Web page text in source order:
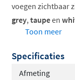
voegen zichtbaar
grey, taupeen
ingebouwde
sfeerafbeeldingen
Toon meer
Specificaties
Afmeting